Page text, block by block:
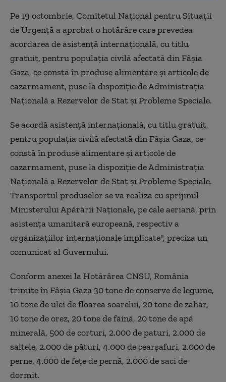
Pe 19 octombrie, Comitetul Naţional pentru Situaţii
de Urgenţă a aprobat o hotărâre care prevedea
acordarea de asistenţă internaţională, cu titlu
gratuit, pentru populaţia civilă afectată din Fâşia
Gaza, ce constă în produse alimentare şi articole de
cazarmament, puse la dispoziţie de Administraţia
Naţională a Rezervelor de Stat şi Probleme Speciale.
Se acordă asistenţă internaţională, cu titlu gratuit,
pentru populaţia civilă afectată din Fâşia Gaza, ce
constă în produse alimentare şi articole de
cazarmament, puse la dispoziţie de Administraţia
Naţională a Rezervelor de Stat şi Probleme Speciale.
Transportul produselor se va realiza cu sprijinul
Ministerului Apărării Naţionale, pe cale aeriană, prin
asistenţa umanitară europeană, respectiv a
organizaţiilor internaţionale implicate", preciza un
comunicat al Guvernului.
Conform anexei la Hotărârea CNSU, România
trimite în Fâşia Gaza 30 tone de conserve de legume,
10 tone de ulei de floarea soarelui, 20 tone de zahăr,
10 tone de orez, 20 tone de făină, 20 tone de apă
minerală, 500 de corturi, 2.000 de paturi, 2.000 de
saltele, 2.000 de pături, 4.000 de cearşafuri, 2.000 de
perne, 4.000 de feţe de pernă, 2.000 de saci de
dormit.